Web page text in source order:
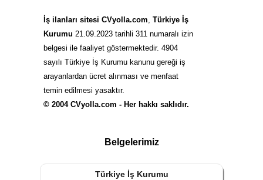
İş ilanları sitesi CVyolla.com, Türkiye İş
Kurumu 21.09.2023 tarihli 311 numaralı izin
belgesi ile faaliyet göstermektedir. 4904
sayılı Türkiye İş Kurumu kanunu gereği iş
arayanlardan ücret alınması ve menfaat
temin edilmesi yasaktır.
© 2004 CVyolla.com - Her hakkı saklıdır.
Belgelerimiz
Türkiye İş Kurumu